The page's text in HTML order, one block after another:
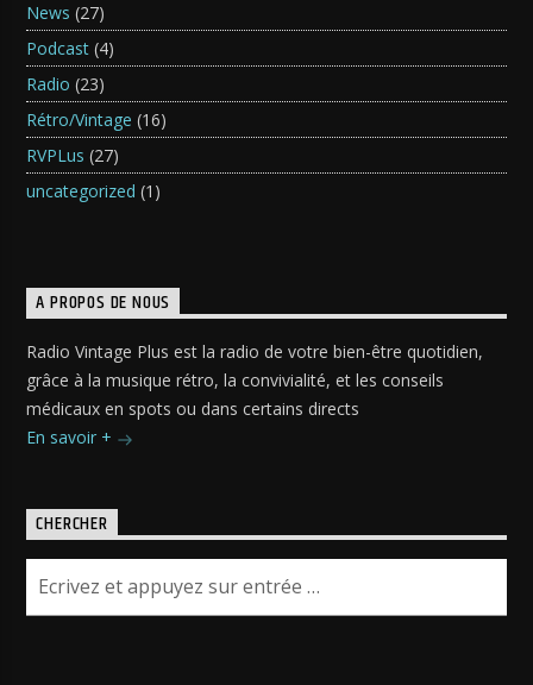
News (27)
Podcast (4)
Radio (23)
Rétro/Vintage (16)
RVPLus (27)
uncategorized (1)
A PROPOS DE NOUS
Radio Vintage Plus est la radio de votre bien-être quotidien,
grâce à la musique rétro, la convivialité, et les conseils
médicaux en spots ou dans certains directs
En savoir +
CHERCHER